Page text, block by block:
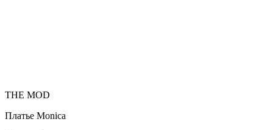
THE MOD
Платье Monica